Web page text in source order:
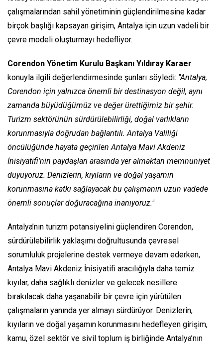
çalışmalarından sahil yönetiminin güçlendirilmesine kadar
birçok başlığı kapsayan girişim, Antalya için uzun vadeli bir
çevre modeli oluşturmayı hedefliyor.
Corendon Yönetim Kurulu Başkanı Yıldıray Karaer
konuyla ilgili değerlendirmesinde şunları söyledi: "Antalya,
Corendon için yalnızca önemli bir destinasyon değil, aynı
zamanda büyüdüğümüz ve değer ürettiğimiz bir şehir.
Turizm sektörünün sürdürülebilirliği, doğal varlıkların
korunmasıyla doğrudan bağlantılı. Antalya Valiliği
öncülüğünde hayata geçirilen Antalya Mavi Akdeniz
İnisiyatifi'nin paydaşları arasında yer almaktan memnuniyet
duyuyoruz. Denizlerin, kıyıların ve doğal yaşamın
korunmasına katkı sağlayacak bu çalışmanın uzun vadede
önemli sonuçlar doğuracağına inanıyoruz."
Antalya’nın turizm potansiyelini güçlendiren Corendon,
sürdürülebilirlik yaklaşımı doğrultusunda çevresel
sorumluluk projelerine destek vermeye devam ederken,
Antalya Mavi Akdeniz İnisiyatifi aracılığıyla daha temiz
kıyılar, daha sağlıklı denizler ve gelecek nesillere
bırakılacak daha yaşanabilir bir çevre için yürütülen
çalışmaların yanında yer almayı sürdürüyor. Denizlerin,
kıyıların ve doğal yaşamın korunmasını hedefleyen girişim,
kamu, özel sektör ve sivil toplum iş birliğinde Antalya’nın